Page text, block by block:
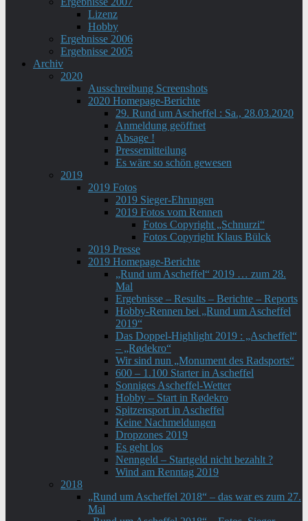
Lizenz
Hobby
Ergebnisse 2006
Ergebnisse 2005
Archiv
2020
Ausschreibung Screenshots
2020 Homepage-Berichte
29. Rund um Ascheffel : Sa., 28.03.2020
Anmeldung geöffnet
Absage !
Pressemitteilung
Es wäre so schön gewesen
2019
2019 Fotos
2019 Sieger-Ehrungen
2019 Fotos vom Rennen
Fotos Copyright „Schnurzi“
Fotos Copyright Klaus Bülck
2019 Presse
2019 Homepage-Berichte
„Rund um Ascheffel“ 2019 … zum 28.
Mal
Ergebnisse – Results – Berichte – Reports
Hobby-Rennen bei „Rund um Ascheffel
2019“
Das Doppel-Highlight 2019 : „Ascheffel“
– „Rødekro“
Wir sind nun „Monument des Radsports“
600 – 1.100 Starter in Ascheffel
Sonniges Ascheffel-Wetter
Hobby – Start in Rødekro
Spitzensport in Ascheffel
Keine Nachmeldungen
Dropzones 2019
Es geht los
Nenngeld – Startgeld nicht bezahlt ?
Wind am Renntag 2019
2018
„Rund um Ascheffel 2018“ – das war es zum 27.
Mal